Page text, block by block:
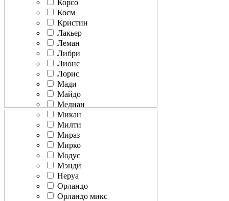
Корсо
Косм
Кристин
Лакьер
Леман
Либри
Лионс
Лорис
Мади
Майдо
Медиан
Микан
Милти
Мираз
Мирко
Модус
Мэнди
Неруа
Орландо
Орландо микс